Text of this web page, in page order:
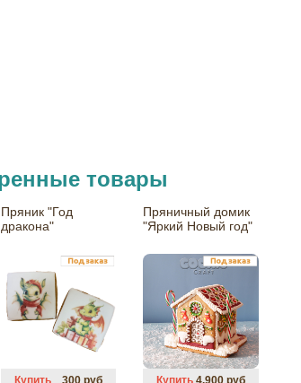
товары
Пряник "Год
дракона"
Купить 300 руб
Пряничный домик
"Яркий Новый год"
Купить 4.900 руб